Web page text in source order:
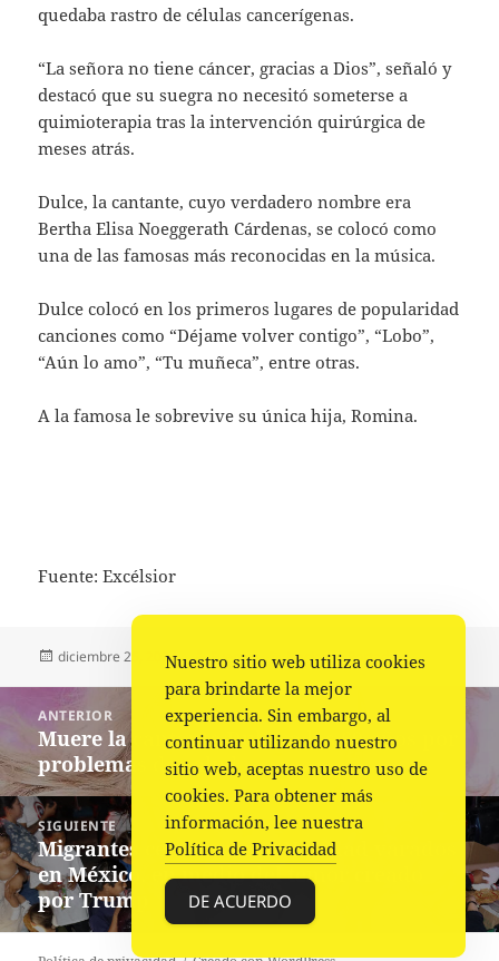
quedaba rastro de células cancerígenas.
“La señora no tiene cáncer, gracias a Dios”, señaló y
destacó que su suegra no necesitó someterse a
quimioterapia tras la intervención quirúrgica de
meses atrás.
Dulce, la cantante, cuyo verdadero nombre era
Bertha Elisa Noeggerath Cárdenas, se colocó como
una de las famosas más reconocidas en la música.
Dulce colocó en los primeros lugares de popularidad
canciones como “Déjame volver contigo”, “Lobo”,
“Aún lo amo”, “Tu muñeca”, entre otras.
A la famosa le sobrevive su única hija, Romina.
Fuente: Excélsior
Publicado
diciembre 25, 2024 Autor
Fuente Categorías
Nacional,Portada
entradas
ANTERIOR
Entrada
anterior:
Muere la cantante Dulce a los 69 años por
problemas de salud
SIGUIENTE
Siguiente
entrada:
Migrantes celebran una Navidad varados
en México, en medio del temor creado
por Trump
Nuestro sitio web utiliza cookies
para brindarte la mejor
experiencia. Sin embargo, al
continuar utilizando nuestro
sitio web, aceptas nuestro uso de
cookies. Para obtener más
información, lee nuestra
Política de Privacidad
DE ACUERDO